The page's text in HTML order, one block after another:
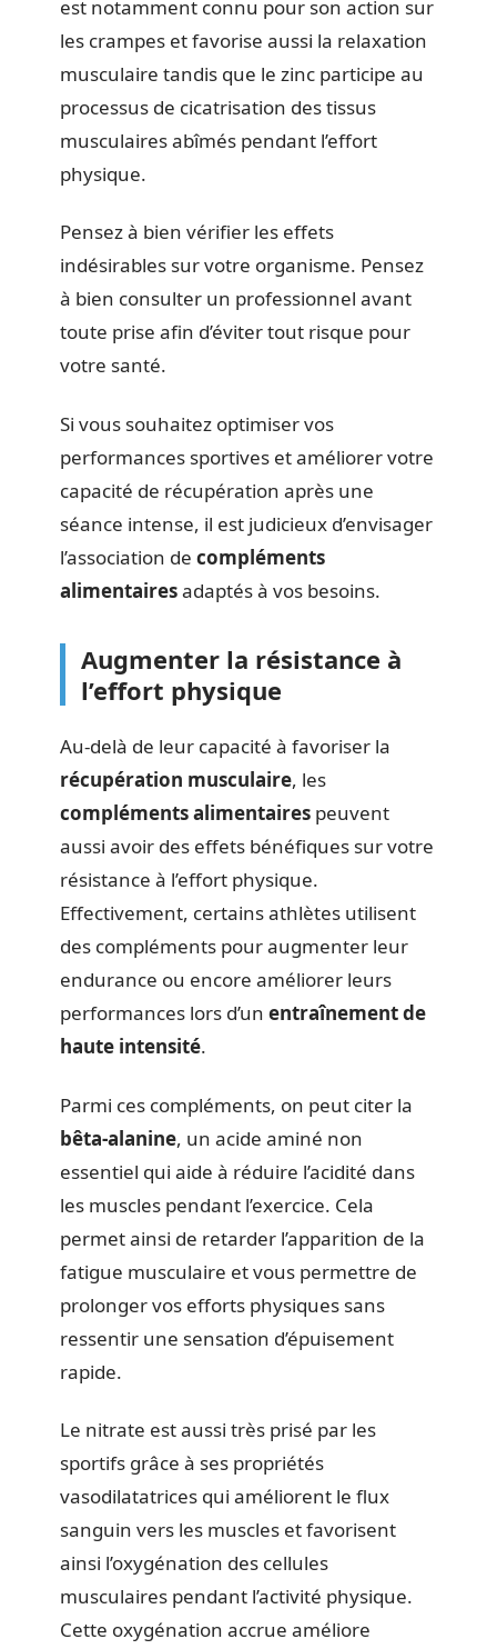
est notamment connu pour son action sur
les crampes et favorise aussi la relaxation
musculaire tandis que le zinc participe au
processus de cicatrisation des tissus
musculaires abîmés pendant l’effort
physique.
Pensez à bien vérifier les effets
indésirables sur votre organisme. Pensez
à bien consulter un professionnel avant
toute prise afin d’éviter tout risque pour
votre santé.
Si vous souhaitez optimiser vos
performances sportives et améliorer votre
capacité de récupération après une
séance intense, il est judicieux d’envisager
l’association de compléments
alimentairesadaptés à vos besoins.
Augmenter la résistance à
l’effort physique
Au-delà de leur capacité à favoriser la
récupération musculaire, les
compléments alimentaires peuvent
aussi avoir des effets bénéfiques sur votre
résistance à l’effort physique.
Effectivement, certains athlètes utilisent
des compléments pour augmenter leur
endurance ou encore améliorer leurs
performances lors d’un entraînement de
haute intensité.
Parmi ces compléments, on peut citer la
bêta-alanine, un acide aminé non
essentiel qui aide à réduire l’acidité dans
les muscles pendant l’exercice. Cela
permet ainsi de retarder l’apparition de la
fatigue musculaire et vous permettre de
prolonger vos efforts physiques sans
ressentir une sensation d’épuisement
rapide.
Le nitrate est aussi très prisé par les
sportifs grâce à ses propriétés
vasodilatatrices qui améliorent le flux
sanguin vers les muscles et favorisent
ainsi l’oxygénation des cellules
musculaires pendant l’activité physique.
Cette oxygénation accrue améliore